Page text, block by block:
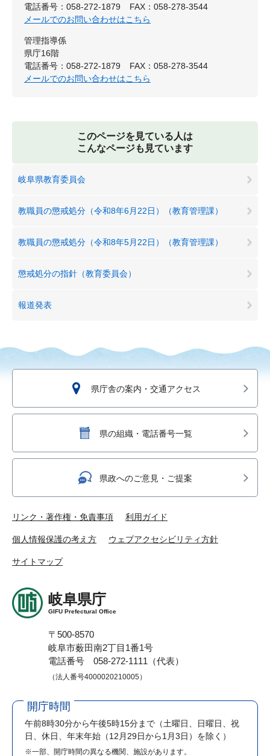
電話番号：058-272-1879
FAX：058-278-3544
メールでのお問い合わせはこちら
管理指導係
県庁16階
電話番号：058-272-1879
FAX：058-278-3544
メールでのお問い合わせはこちら
このページを見ている人は
こんなページも見ています
岐阜県教育委員会
教職員の懲戒処分（令和8年6月22日）（教育管理課）
教職員の懲戒処分（令和8年5月22日）（教育管理課）
懲戒処分の指針（教育委員会）
報道発表
県庁舎の案内・交通アクセス
県の組織・電話番号一覧
県政へのご意見・ご提案
リンク・著作権・免責事項 利用ガイド
個人情報保護の考え方 ウェブアクセシビリティ方針
サイトマップ
岐阜県庁
GIFU Prefectural Office
〒500-8570
岐阜市薮田南2丁目1番1号
電話番号 058-272-1111（代表）
（法人番号4000020210005）
開庁時間
午前8時30分から午後5時15分まで （土曜日、日曜日、祝
日、休日、年末年始（12月29日から1月3日）を除く）
※一部、開庁時間の異なる機関、施設があります。